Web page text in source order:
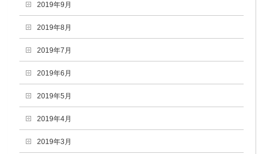
2019年9月
2019年8月
2019年7月
2019年6月
2019年5月
2019年4月
2019年3月